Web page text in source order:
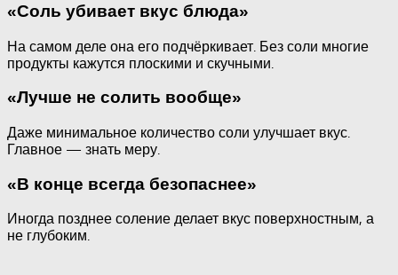
«Соль убивает вкус блюда»
На самом деле она его подчёркивает. Без соли многие
продукты кажутся плоскими и скучными.
«Лучше не солить вообще»
Даже минимальное количество соли улучшает вкус.
Главное — знать меру.
«В конце всегда безопаснее»
Иногда позднее соление делает вкус поверхностным, а
не глубоким.